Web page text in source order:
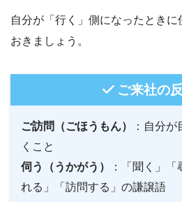
自分が「行く」側になったとき
おきましょう。
ご来社の
ご訪問（ごほうもん）
：自分
くこと
伺う（うかがう）
：「聞く」
れる」「訪問する」の謙譲語